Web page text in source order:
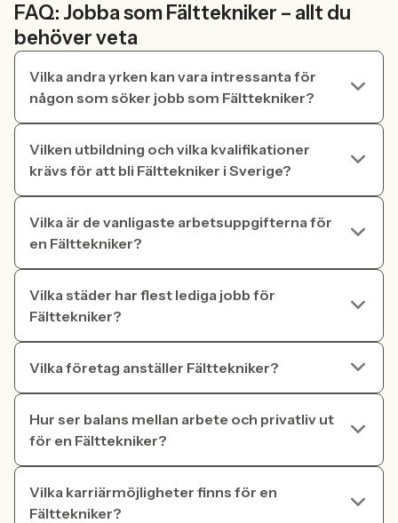
FAQ: Jobba som Fälttekniker – allt du
behöver veta
Vilka andra yrken kan vara intressanta för
någon som söker jobb som Fälttekniker?
Vilken utbildning och vilka kvalifikationer
krävs för att bli Fälttekniker i Sverige?
Vilka är de vanligaste arbetsuppgifterna för
en Fälttekniker?
Vilka städer har flest lediga jobb för
Fälttekniker?
Vilka företag anställer Fälttekniker?
Hur ser balans mellan arbete och privatliv ut
för en Fälttekniker?
Vilka karriärmöjligheter finns för en
Fälttekniker?